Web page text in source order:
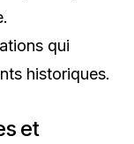
qui
historiques.
et